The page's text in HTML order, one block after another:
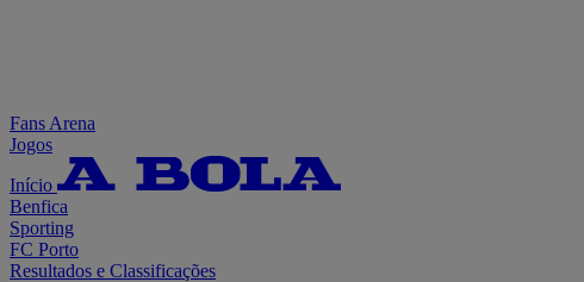
Fans Arena
Jogos
Início
Benfica
Sporting
FC Porto
Resultados e Classificações